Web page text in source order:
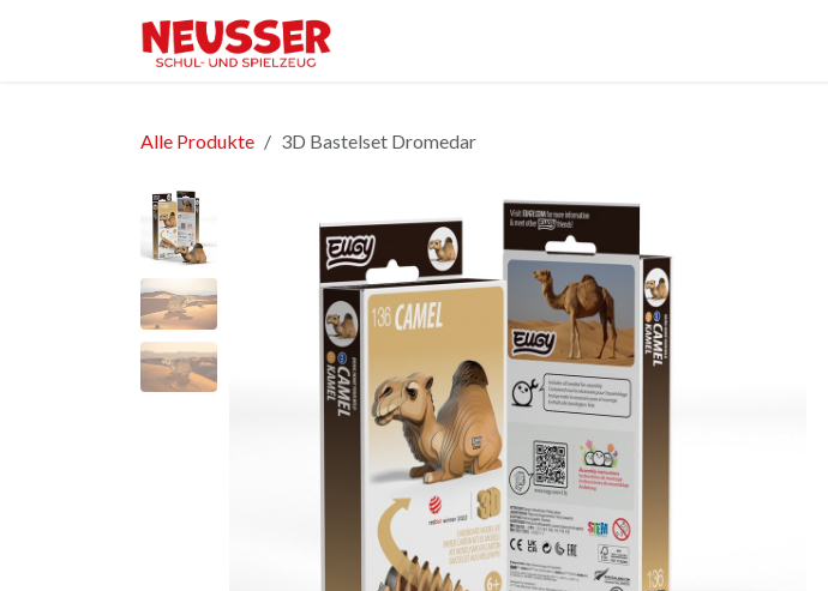
Alle Produkte 3D Bastelset Dromedar